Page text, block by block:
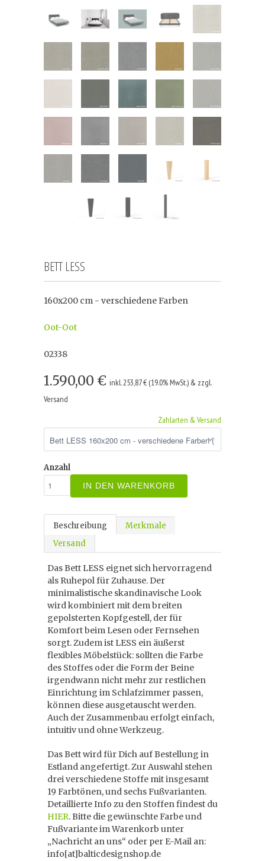
BETT LESS
160x200 cm - verschiedene Farben
Oot-Oot
02338
1.590,00 € inkl. 253,87 € (19.0% MwSt.) & zzgl.
Versand
Zahlarten & Versand
Anzahl
IN DEN WARENKORB
Beschreibung
Merkmale
Versand
Das Bett LESS eignet sich hervorragend
als Ruhepol für Zuhause. Der
minimalistische skandinavische Look
wird kombiniert mit dem breiten
gepolsterten Kopfgestell, der für
Komfort beim Lesen oder Fernsehen
sorgt. Zudem ist LESS ein äußerst
flexibles Möbelstück: sollten die Farbe
des Stoffes oder die Form der Beine
irgendwann nicht mehr zur restlichen
Einrichtung im Schlafzimmer passen,
können diese ausgetauscht werden.
Auch der Zusammenbau erfolgt einfach,
intuitiv und ohne Werkzeug.
Das Bett wird für Dich auf Bestellung in
Estland angefertigt. Zur Auswahl stehen
drei verschiedene Stoffe mit insgesamt
19 Farbtönen, und sechs Fußvarianten.
Detaillierte Info zu den Stoffen findest du
HIER. Bitte die gewünschte Farbe und
Fußvariante im Warenkorb unter
„Nachricht an uns“ oder per E-Mail an:
info[at]balticdesignshop.de